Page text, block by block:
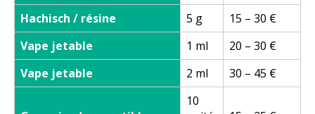
Hachisch / résine
5 g
15 – 30 €
Vape jetable
1 ml
20 – 30 €
Vape jetable
2 ml 30 – 45 €
10